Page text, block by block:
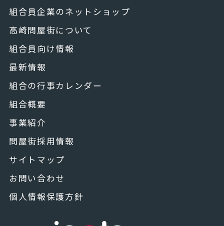
組合員企業のネットショップ
高崎問屋街について
組合員向け情報
最新情報
組合の行事カレンダー
組合概要
事業紹介
問屋街採用情報
サイトマップ
お問い合わせ
個人情報保護方針